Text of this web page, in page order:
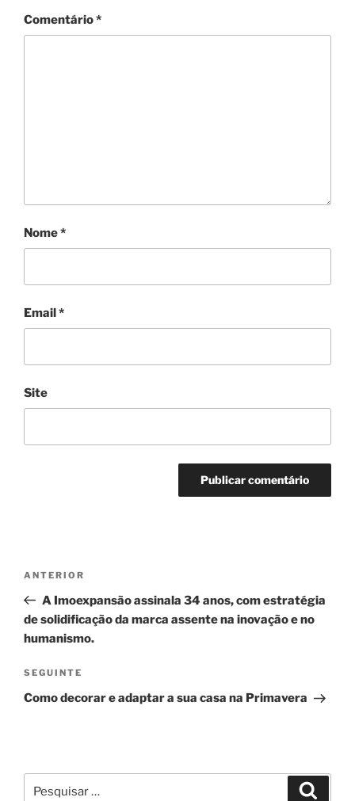
Comentário*
Nome*
Email*
Site
artigos
Conteúdo
anterior
ANTERIOR
A Imoexpansão assinala 34 anos, com estratégia
de solidificação da marca assente na inovação e no
humanismo.
Conteúdo
seguinte
SEGUINTE
Como decorar e adaptar a sua casa na Primavera